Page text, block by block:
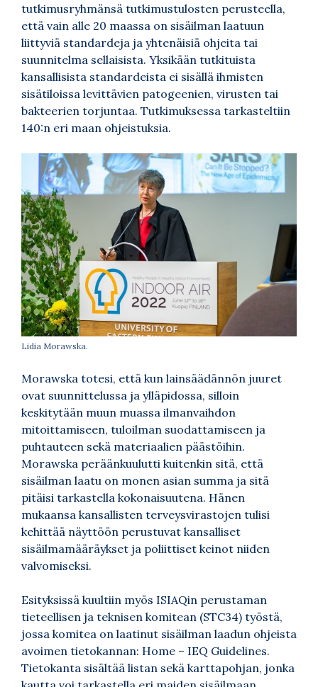
tutkimusryhmänsä tutkimustulosten perusteella,
että vain alle 20 maassa on sisäilman laatuun
liittyviä standardeja ja yhtenäisiä ohjeita tai
suunnitelma sellaisista. Yksikään tutkituista
kansallisista standardeista ei sisällä ihmisten
sisätiloissa levittävien patogeenien, virusten tai
bakteerien torjuntaa. Tutkimuksessa tarkasteltiin
140:n eri maan ohjeistuksia.
Lidia Morawska.
Morawska totesi, että kun lainsäädännön juuret
ovat suunnittelussa ja ylläpidossa, silloin
keskitytään muun muassa ilmanvaihdon
mitoittamiseen, tuloilman suodattamiseen ja
puhtauteen sekä materiaalien päästöihin.
Morawska peräänkuulutti kuitenkin sitä, että
sisäilman laatu on monen asian summa ja sitä
pitäisi tarkastella kokonaisuutena. Hänen
mukaansa kansallisten terveysvirastojen tulisi
kehittää näyttöön perustuvat kansalliset
sisäilmamääräykset ja poliittiset keinot niiden
valvomiseksi.
Esityksissä kuultiin myös ISIAQin perustaman
tieteellisen ja teknisen komitean (STC34) työstä,
jossa komitea on laatinut sisäilman laadun ohjeista
avoimen tietokannan: Home – IEQ Guidelines.
Tietokanta sisältää listan sekä karttapohjan, jonka